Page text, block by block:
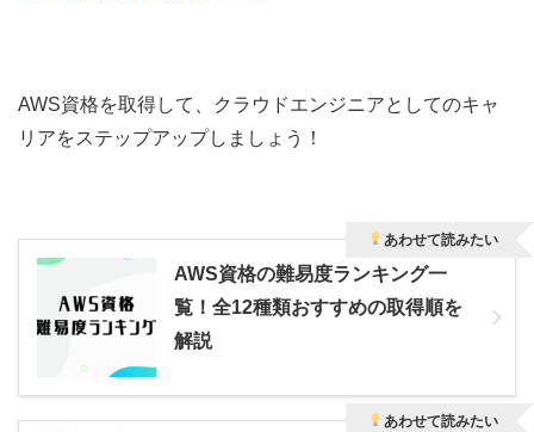
AWS資格を取得して、クラウドエンジニアとしてのキャ
リアをステップアップしましょう！
AWS資格の難易度ランキング一
覧！全12種類おすすめの取得順を
解説
あわせて読みたい
あわせて読みたい